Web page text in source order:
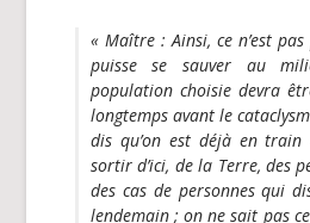
« Maître :Ainsi, ce n’est
puisse se sauver au
population choisie devra
longtemps avant le
dis qu’on est déjà en
sortir d’ici, de la Terre, des
des cas de personnes qui
lendemain ; on ne sait pas ce